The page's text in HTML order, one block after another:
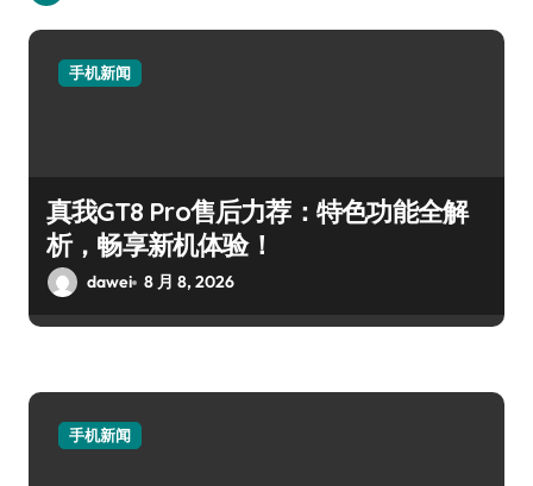
手机新闻
真我GT8 Pro售后力荐：特色功能全解
析，畅享新机体验！
dawei 8 月 8, 2026
手机新闻